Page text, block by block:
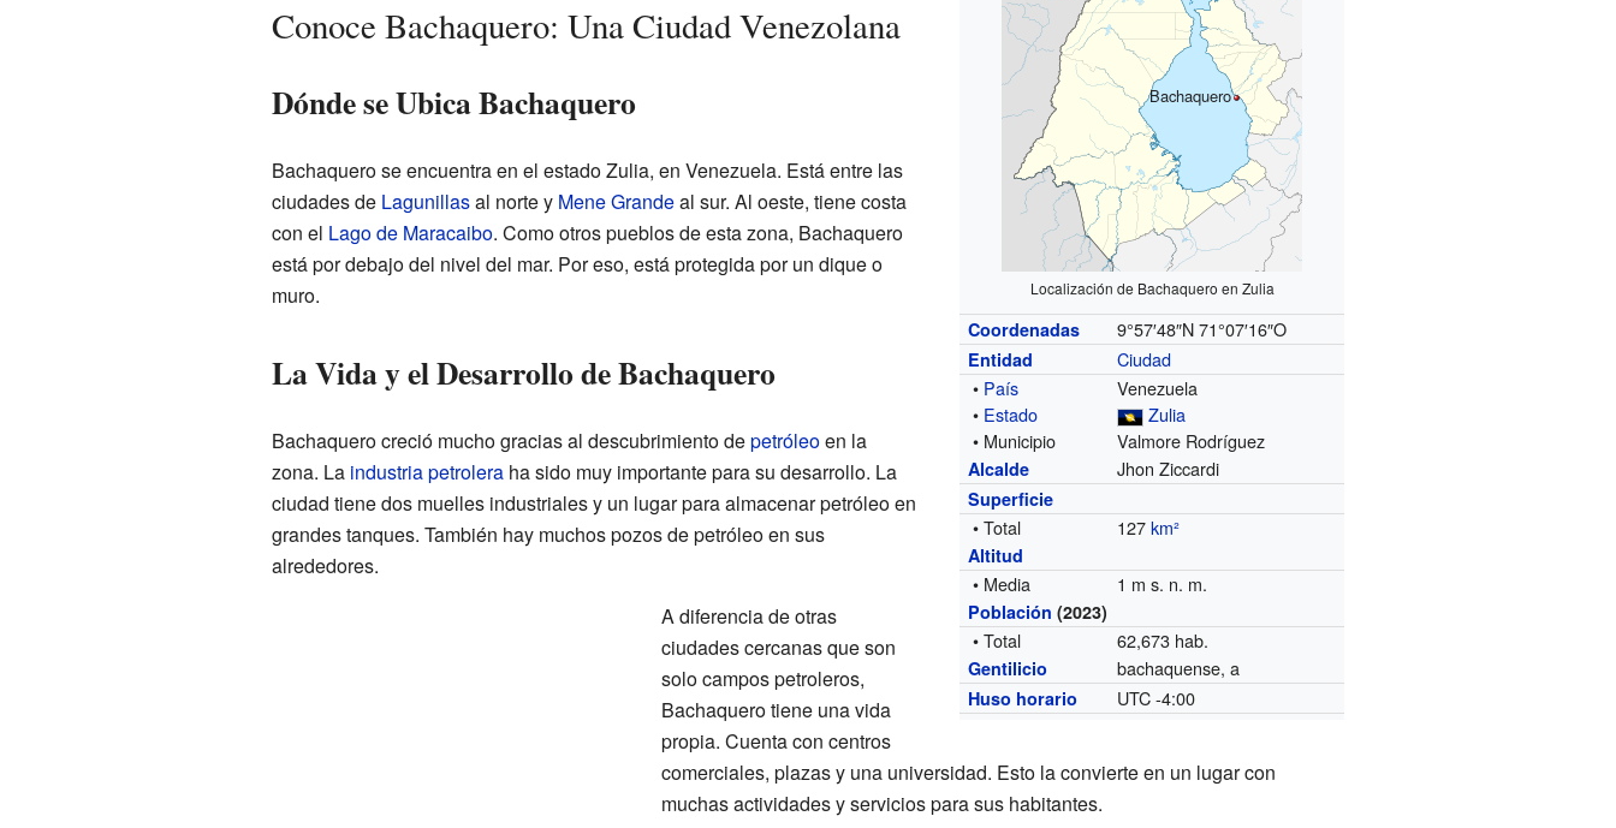
Bachaquero
Localización de Bachaquero en Zulia
Coordenadas 9°57′48″N 71°07′16″O
Entidad
Ciudad
• País
Venezuela
• Estado
Zulia
• Municipio
Valmore Rodríguez
Alcalde Jhon Ziccardi
Superficie
• Total 127km²
Altitud
• Media 1 m s. n. m.
Población (2023)
• Total 62,673 hab.
Gentilicio bachaquense, a
Huso horario UTC -4:00
Conoce Bachaquero: Una Ciudad Venezolana
Dónde se Ubica Bachaquero
Bachaquero se encuentra en el estado Zulia, en Venezuela. Está entre las
ciudades de Lagunillasal norte y Mene Grandeal sur. Al oeste, tiene costa
con el Lago de Maracaibo. Como otros pueblos de esta zona, Bachaquero
está por debajo del nivel del mar. Por eso, está protegida por un dique o
muro.
La Vida y el Desarrollo de Bachaquero
Bachaquero creció mucho gracias al descubrimiento depetróleoen la
zona. La industria petroleraha sido muy importante para su desarrollo. La
ciudad tiene dos muelles industriales y un lugar para almacenar petróleo en
grandes tanques. También hay muchos pozos de petróleo en sus
alrededores.
A diferencia de otras
ciudades cercanas que son
solo campos petroleros,
Bachaquero tiene una vida
propia. Cuenta con centros
comerciales, plazas y una universidad. Esto la convierte en un lugar con
muchas actividades y servicios para sus habitantes.